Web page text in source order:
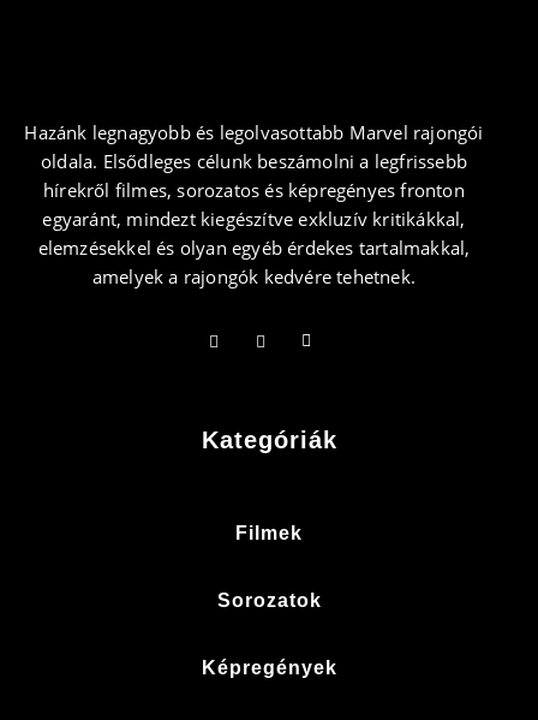
Hazánk legnagyobb és legolvasottabb Marvel rajongói
oldala. Elsődleges célunk beszámolni a legfrissebb
hírekről filmes, sorozatos és képregényes fronton
egyaránt, mindezt kiegészítve exkluzív kritikákkal,
elemzésekkel és olyan egyéb érdekes tartalmakkal,
amelyek a rajongók kedvére tehetnek.
Kategóriák
Filmek
Sorozatok
Képregények